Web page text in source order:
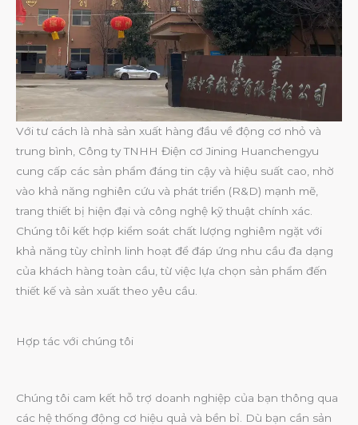
Với tư cách là nhà sản xuất hàng đầu về động cơ nhỏ và
trung bình, Công ty TNHH Điện cơ Jining Huanchengyu
cung cấp các sản phẩm đáng tin cậy và hiệu suất cao, nhờ
vào khả năng nghiên cứu và phát triển (R&D) mạnh mẽ,
trang thiết bị hiện đại và công nghệ kỹ thuật chính xác.
Chúng tôi kết hợp kiểm soát chất lượng nghiêm ngặt với
khả năng tùy chỉnh linh hoạt để đáp ứng nhu cầu đa dạng
của khách hàng toàn cầu, từ việc lựa chọn sản phẩm đến
thiết kế và sản xuất theo yêu cầu.
Hợp tác với chúng tôi
Chúng tôi cam kết hỗ trợ doanh nghiệp của bạn thông qua
các hệ thống động cơ hiệu quả và bền bỉ. Dù bạn cần sản